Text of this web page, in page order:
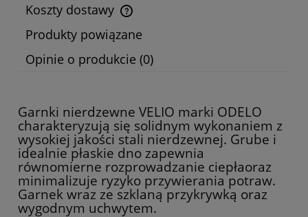
Koszty dostawy
Cena nie zawiera ewentualnych kosztów płatności
Produkty powiązane
Opinie o produkcie (0)
Garnki nierdzewne VELIO marki ODELO
charakteryzują się solidnym wykonaniem z
wysokiej jakości stali nierdzewnej. Grube i
idealnie płaskie dno zapewnia
równomierne rozprowadzanie ciepłaoraz
minimalizuje ryzyko przywierania potraw.
Garnek wraz ze szklaną przykrywką oraz
wygodnym uchwytem.